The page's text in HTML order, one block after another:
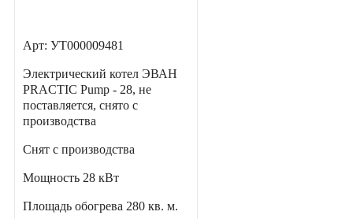
Арт: УТ000009481
Электрический котел ЭВАН
PRACTIC Pump - 28, не
поставляется, снято с
производства
Снят с производства
Мощность 28 кВт
Площадь обогрева 280 кв. м.